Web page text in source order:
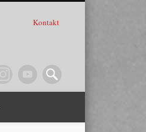
Kontakt